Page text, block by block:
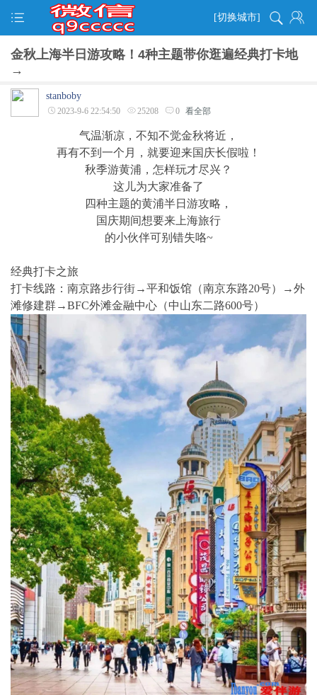
[切换城市]
金秋上海半日游攻略！4种主题带你逛遍经典打卡地
→
stanboby
2023-9-6 22:54:50 25208 0 看全部
气温渐凉，不知不觉金秋将近，
再有不到一个月，就要迎来国庆长假啦！
秋季游黄浦，怎样玩才尽兴？
这儿为大家准备了
四种主题的黄浦半日游攻略，
国庆期间想要来上海旅行
的小伙伴可别错失咯~
经典打卡之旅
打卡线路：南京路步行街→平和饭馆（南京东路20号）→外
滩修建群→BFC外滩金融中心（中山东二路600号）